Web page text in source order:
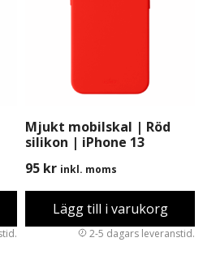
Mjukt mobilskal | Röd
silikon | iPhone 13
95 kr inkl. moms
Lägg till i varukorg